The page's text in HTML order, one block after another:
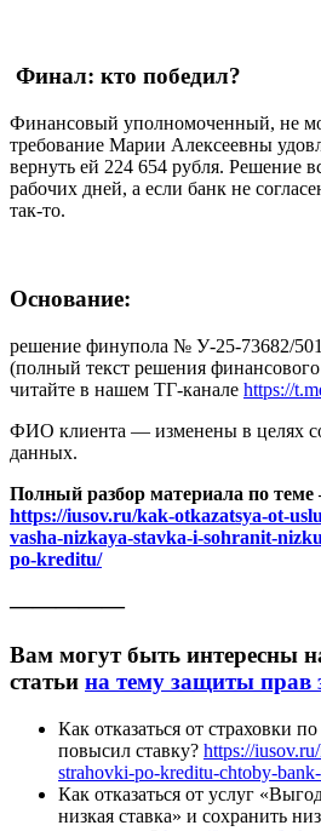
Финал: кто победил?
Финансовый уполномоченный, не
требование Марии Алексеевны
вернуть ей 224 654 рубля. Решение
рабочих дней, а если банк не
так-то.
Основание:
решение финупола № У-25-73682/
(полный текст решения
читайте в нашем ТГ-канале https://
ФИО клиента — изменены в целях
данных.
Полный разбор материала по теме
https://iusov.ru/kak-otkazatsya-ot-
vasha-nizkaya-stavka-i-sohranit-
po-kreditu/
—————
Вам могут быть интересны
статьи на тему защиты прав
Как отказаться от страховки
повысил ставку? https://
strahovki-po-kreditu-chtoby-
Как отказаться от услуг
низкая ставка» и сохранить